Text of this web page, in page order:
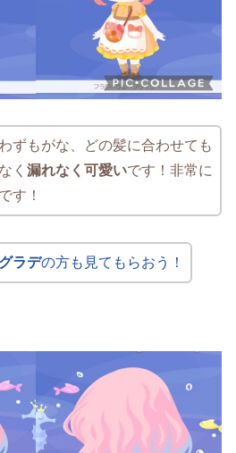
ずもがな、どの髪に合わせても
く 漏れなく可愛いです！非常に
す！
ラデの方も見てもらおう！